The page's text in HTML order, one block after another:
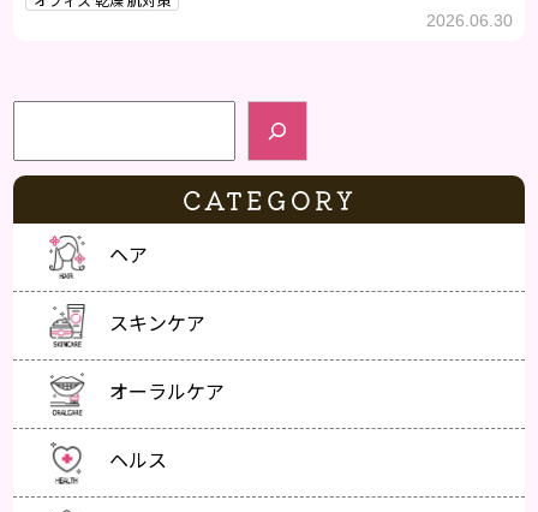
な対策ができるのか解説していきます。
2026.06.30
検索
CATEGORY
ヘア
スキンケア
オーラルケア
ヘルス